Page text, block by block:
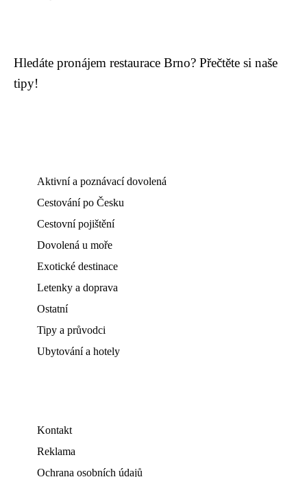
Hledáte pronájem restaurace Brno? Přečtěte si naše
tipy!
Aktivní a poznávací dovolená
Cestování po Česku
Cestovní pojištění
Dovolená u moře
Exotické destinace
Letenky a doprava
Ostatní
Tipy a průvodci
Ubytování a hotely
Kontakt
Reklama
Ochrana osobních údajů